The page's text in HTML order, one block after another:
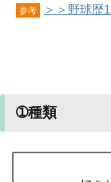
参考 ＞＞野球歴
➀種類